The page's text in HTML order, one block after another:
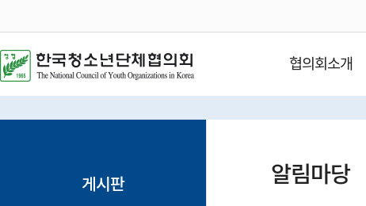
협의회소개
게시판 알림마당